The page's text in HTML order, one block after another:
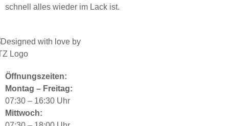
schnell alles wieder im Lack ist.
Öffnungszeiten:
Montag – Freitag:
07:30 – 16:30 Uhr
Mittwoch: